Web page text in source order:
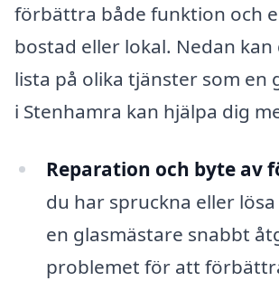
förbättra både funktion och
bostad eller lokal. Nedan kan
lista på olika tjänster som en
i Stenhamra kan hjälpa dig
Reparation och byte av
du har spruckna eller
en glasmästare snabbt
problemet för att